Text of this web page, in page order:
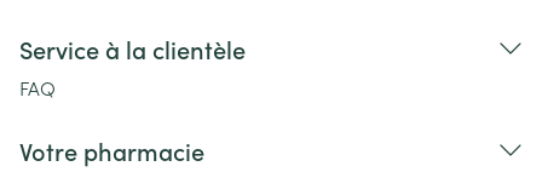
Service à la clientèle
FAQ
Votre pharmacie